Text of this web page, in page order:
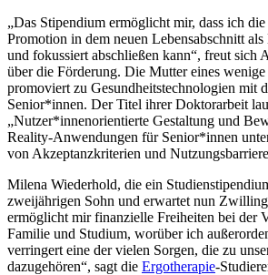
„Das Stipendium ermöglicht mir, dass ich
Promotion in dem neuen Lebensabschnitt
und fokussiert abschließen kann“, freut sich
über die Förderung. Die Mutter eines
promoviert zu Gesundheitstechnologien mit
Senior*innen. Der Titel ihrer Doktorarbeit
„Nutzer*innenorientierte Gestaltung und
Reality-Anwendungen für Senior*innen
von Akzeptanzkriterien und
Milena Wiederhold, die ein
zweijährigen Sohn und erwartet nun
ermöglicht mir finanzielle Freiheiten bei der
Familie und Studium, worüber ich
verringert eine der vielen Sorgen, die zu
dazugehören“, sagt die Ergotherapie-